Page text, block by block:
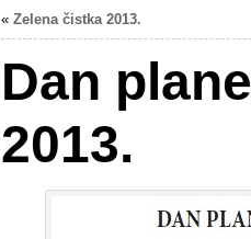
« Zelena čistka 2013.
Dan
2013.